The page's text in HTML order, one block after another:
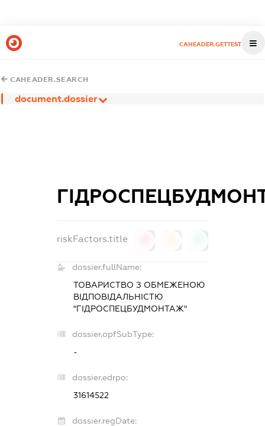
CAHEADER.GETTEST
CAHEADER.SEARCH
document.dossier
riskFactors.title
dossier.fullName:
ТОВАРИСТВО З ОБМЕЖЕНОЮ
ВІДПОВІДАЛЬНІСТЮ
"ГІДРОСПЕЦБУДМОНТАЖ"
dossier.opfSubType:
-
dossier.edrpo:
31614522
dossier.regDate: